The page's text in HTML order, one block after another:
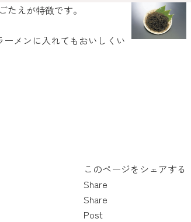
えが特徴です。
メンに入れてもおいしくい
このページをシェアする
Share
Share
Post